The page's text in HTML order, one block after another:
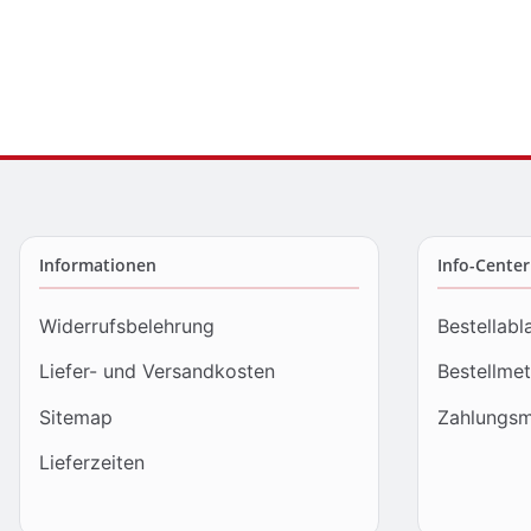
Informationen
Widerrufsbelehrung
Liefer- und Versandkosten
Sitemap
Lieferzeiten
Info-Center